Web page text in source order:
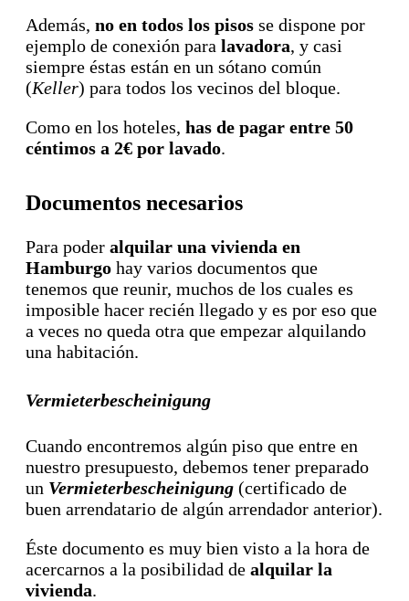
Además, no en todos los pisos se dispone por
ejemplo de conexión para lavadora, y casi
siempre éstas están en un sótano común
(Keller) para todos los vecinos del bloque.
Como en los hoteles, has de pagar entre 50
céntimos a 2€ por lavado.
Documentos necesarios
Para poder alquilar una vivienda en
Hamburgo hay varios documentos que
tenemos que reunir, muchos de los cuales es
imposible hacer recién llegado y es por eso que
a veces no queda otra que empezar alquilando
una habitación.
Vermieterbescheinigung
Cuando encontremos algún piso que entre en
nuestro presupuesto, debemos tener preparado
un Vermieterbescheinigung (certificado de
buen arrendatario de algún arrendador anterior).
Éste documento es muy bien visto a la hora de
acercarnos a la posibilidad de alquilar la
vivienda.